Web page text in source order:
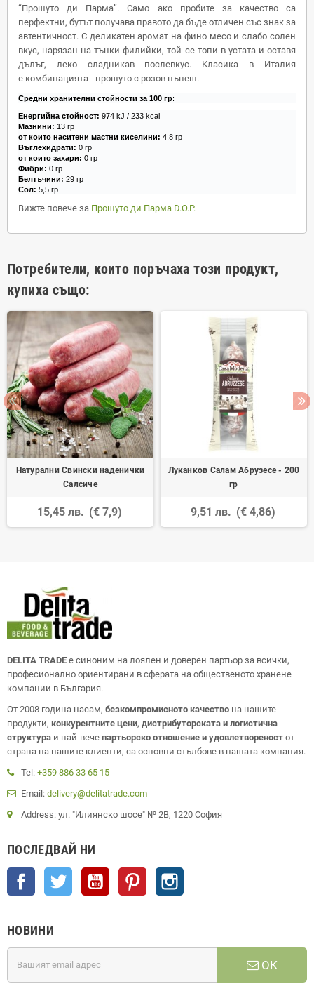
“Прошуто ди Парма”. Само ако пробите за качество са
перфектни, бутът получава правото да бъде отличен със знак за
автентичност. С деликатен аромат на фино месо и слабо солен
вкус, нарязан на тънки филийки, той се топи в устата и оставя
дълъг, леко сладникав послевкус. Класика в Италия
е комбинацията - прошуто с розов пъпеш.
Средни хранителни стойности за 100 гр:
Енергийна стойност: 974 kJ / 233 kcal
Мазнини: 13 гр
от които наситени мастни киселини: 4,8 гр
Въглехидрати: 0 гр
от които захари: 0 гр
Фибри: 0 гр
Белтъчини: 29 гр
Сол: 5,5 гр
Вижте повече за Прошуто ди Парма D.O.P.
Потребители, които поръчаха този продукт,
купиха също:
Натурални Свински наденички
Салсиче
15,45 лв. (€ 7,9)
Луканков Салам Абрузесе - 200
гр
9,51 лв. (€ 4,86)
DELITA TRADE е синоним на лоялен и доверен партьор за всички,
професионално ориентирани в сферата на общественото хранене
компании в България.
От 2008 година насам, безкомпромисното качество на нашите
продукти, конкурентните цени, дистрибуторската и логистична
структура и най-вече партьорско отношение и удовлетвореност от
страна на нашите клиенти, са основни стълбове в нашата компания.
Tel: +359 886 33 65 15
Email: delivery@delitatrade.com
Address: ул. "Илиянско шосе" № 2В, 1220 София
ПОСЛЕДВАЙ НИ
Facebook Twitter YouTube Pinterest
НОВИНИ
ОК